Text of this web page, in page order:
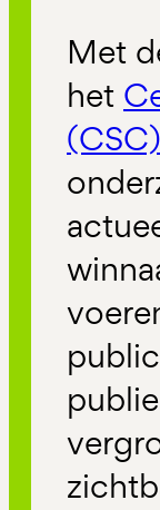
Met
het
(CSC)